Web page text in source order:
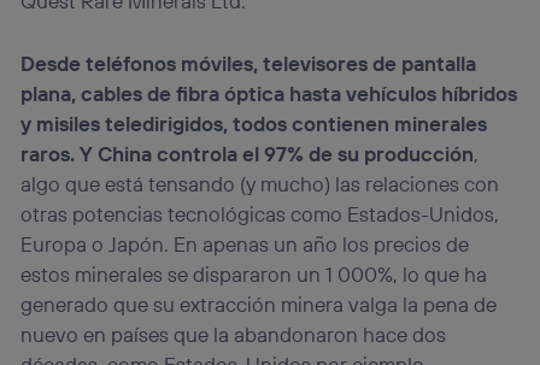
Desde teléfonos móviles, televisores de pantalla
plana, cables de fibra óptica hasta vehículos híbridos
y misiles teledirigidos, todos contienen minerales
raros. Y China controla el 97% de su producción,
algo que está tensando (y mucho) las relaciones con
otras potencias tecnológicas como Estados-Unidos,
Europa o Japón. En apenas un año los precios de
estos minerales se dispararon un 1 000%, lo que ha
generado que su extracción minera valga la pena de
nuevo en países que la abandonaron hace dos